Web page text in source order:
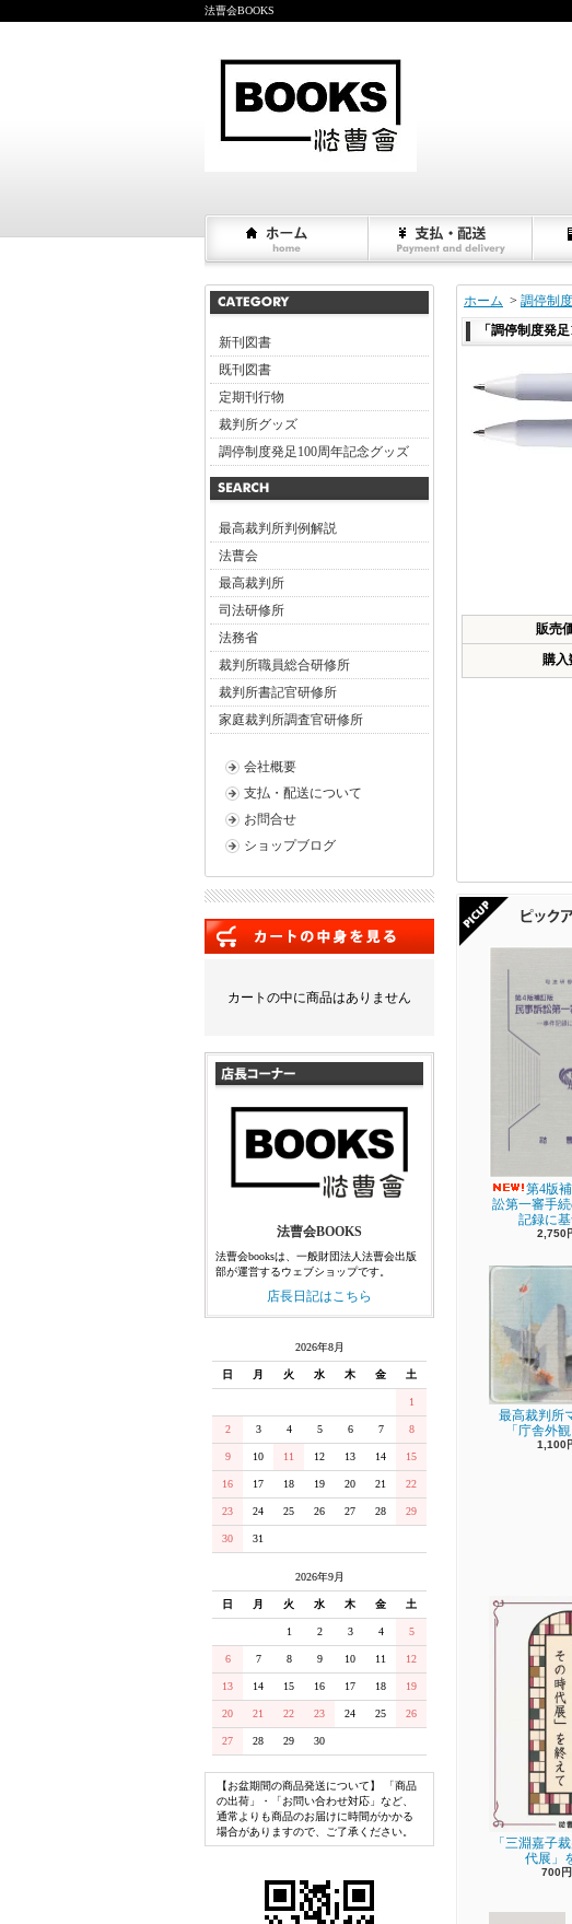
法曹会BOOKS
新刊図書
既刊図書
定期刊行物
裁判所グッズ
調停制度発足100周年記念グッズ
最高裁判所判例解説
法曹会
最高裁判所
司法研修所
法務省
裁判所職員総合研修所
裁判所書記官研修所
家庭裁判所調査官研修所
会社概要
支払・配送について
お問合せ
ショップブログ
カートの中に商品はありません
法曹会BOOKS
法曹会booksは、一般財団法人法曹会出版
部が運営するウェブショップです。
店長日記はこちら
2026年8月
日 月 火 水 木 金 土
1
2 3 4 5 6 7 8
9 10 11 12 13 14 15
16 17 18 19 20 21 22
23 24 25 26 27 28 29
30 31
2026年9月
日 月 火 水 木 金 土
1 2 3 4 5
6 7 8 9 10 11 12
13 14 15 16 17 18 19
20 21 22 23 24 25 26
27 28 29 30
【お盆期間の商品発送について】 「商品
の出荷」・「お問い合わせ対応」など、
通常よりも商品のお届けに時間がかかる
場合がありますので、ご了承ください。
ホーム > 調停制
「調停制度発
販売
購入
第4版
訟第一審手
記録に
2,750
最高裁判所
「庁舎外
1,100
「三淵嘉子
代展」
700